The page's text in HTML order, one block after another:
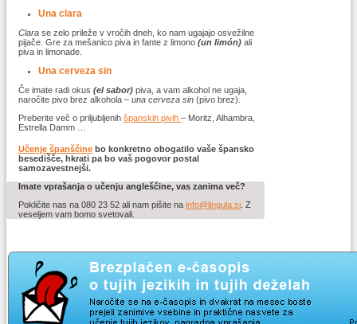
Una clara
Clara se zelo prileže v vročih dneh, ko nam ugajajo osvežilne
pijače. Gre za mešanico piva in fante z limono (un limón) ali
piva in limonade.
Una cerveza sin
Če imate radi okus (el sabor) piva, a vam alkohol ne ugaja,
naročite pivo brez alkohola – una cerveza sin (pivo brez).
Preberite več o priljubljenih španskih pivih – Moritz, Alhambra,
Estrella Damm …
Učenje španščine bo konkretno obogatilo vaše špansko
besedišče, hkrati pa bo vaš pogovor postal
samozavestnejši.
Imate vprašanja o učenju angleščine, vas zanima več?
Pokličite nas na 080 23 52 ali nam pišite na info@lingula.si . Z
veseljem vam bomo svetovali.